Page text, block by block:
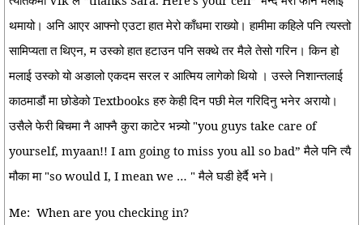
थमायो। अनि आएर आफ्नो एउटा हात मेरो काँधमा राख्यो। हामीमा कहिले पनि त्यस्तो
सामिप्यता त थिएन, म उस्को हात हटाउन पनि सक्थे तर मैले तेसो गरिन। किन हो
मलाई उस्को यो अङालो एकदम सरल र आत्मिय लागेको थियो । उस्ले निशान्तलाई
काठमाडौं मा छोडेको Textbooks हरु केही दिन पछी मेल गरिदिनु भनेर अरायो।
उसैले फेरी बिचमा नै आफ्नै कुरा काटेर भन्न्यो "you guys take care of
yourself, myaan!! I am going to miss you all so bad” मैले पनि त्यै
मौका मा "so would I, I mean we … " मैले घडी हेर्दै भने।
Me: When are you checking in?